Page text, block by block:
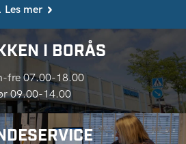
Les mer
I BORÅS
fre 07.00-18.00
09.00-14.00